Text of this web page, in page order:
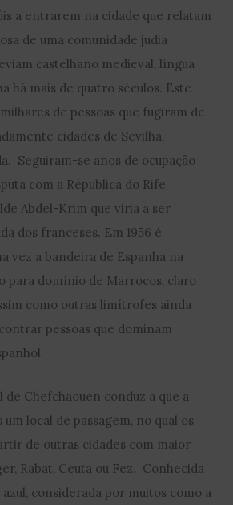
a entrarem na cidade que relatam
de uma comunidade judia
castelhano medieval, língua
há mais de quatro séculos. Este
de pessoas que fugiram de
cidades de Sevilha,
Seguiram-se anos de ocupação
com a Républica do Rife
Abdel-Krim que viria a ser
dos franceses. Em 1956 é
vez a bandeira de Espanha na
para domínio de Marrocos, claro
como outras limítrofes ainda
pessoas que dominam
de Chefchaouen conduz a que a
um local de passagem, no qual os
de outras cidades com maior
Rabat, Ceuta ou Fez. Conhecida
considerada por muitos como a